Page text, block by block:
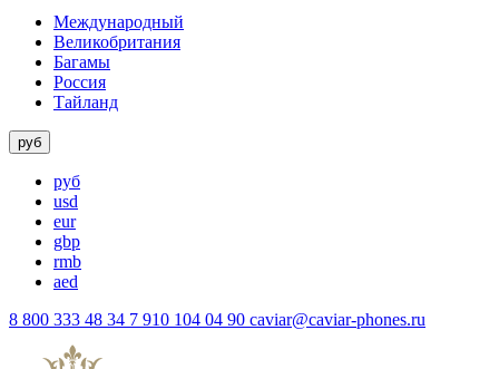
Международный
Великобритания
Багамы
Россия
Тайланд
руб
руб
usd
eur
gbp
rmb
aed
8 800 333 48 34 7 910 104 04 90 caviar@caviar-phones.ru